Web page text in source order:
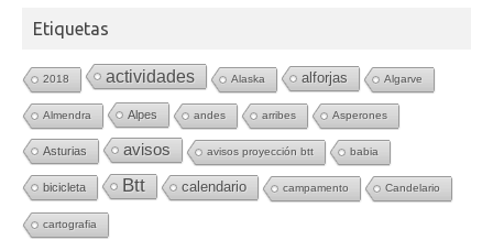
Etiquetas
2018 actividades Alaska alforjas Algarve
Almendra Alpes andes arribes Asperones
Asturias avisos avisos proyección btt babia
bicicleta Btt calendario campamento Candelario
cartografia